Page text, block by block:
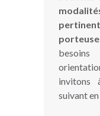
invitons
suivant en